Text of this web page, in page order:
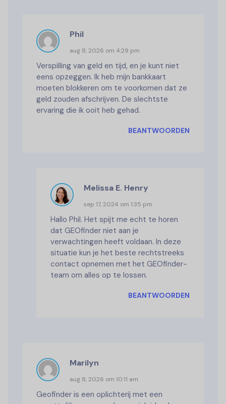
Phil
aug 8, 2026 om 4:29 pm
Verspilling van geld en tijd, en je kunt niet
eens opzeggen. Ik heb mijn bankkaart
moeten blokkeren om te voorkomen dat ze
geld zouden afschrijven. De slechtste
ervaring die ik ooit heb gehad.
BEANTWOORDEN
Melissa E. Henry
sep 17, 2024 om 1:35 pm
Hallo Phil. Het spijt me echt te horen
dat GEOfinder niet aan je
verwachtingen heeft voldaan. In deze
situatie kun je het beste rechtstreeks
contact opnemen met het GEOfinder-
team om alles op te lossen.
BEANTWOORDEN
Marilyn
aug 8, 2026 om 10:11 am
Geofinder is een oplichterij met een